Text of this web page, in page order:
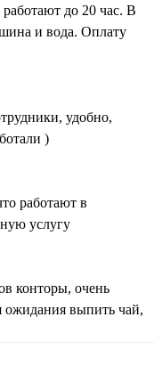
до 20 час. В
и вода. Оплату
удобно,
)
работают в
услугу
конторы, очень
ожидания выпить чай,